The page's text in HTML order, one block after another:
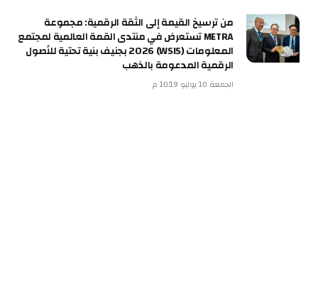
من ترسيخ القيمة إلى الثقة الرقمية: مجموعة
METRA تستعرض في منتدى القمة العالمية لمجتمع
المعلومات (WSIS) 2026 بجنيف بنية تحتية للأصول
الرقمية المدعومة بالذهب
الجمعة 10 يوليو 10:19 م